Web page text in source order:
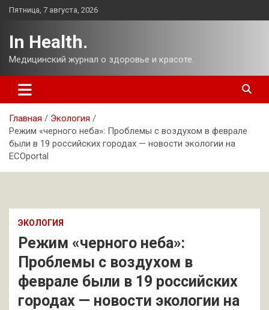
Перейти
Пятница, 7 августа, 2026
In Health.
Медицинский журнал о здоровье и красоте.
Главная
Экология
Режим «черного неба»: Проблемы с воздухом в феврале
были в 19 российских городах — новости экологии на
ECOportal
ЭКОЛОГИЯ
Режим «черного неба»:
Проблемы с воздухом в
феврале были в 19 российских
городах — новости экологии на